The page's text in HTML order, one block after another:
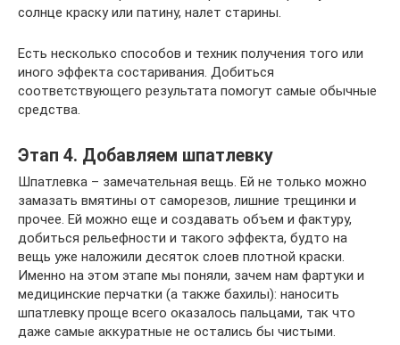
солнце краску или патину, налет старины.
Есть несколько способов и техник получения того или
иного эффекта состаривания. Добиться
соответствующего результата помогут самые обычные
средства.
Этап 4. Добавляем шпатлевку
Шпатлевка – замечательная вещь. Ей не только можно
замазать вмятины от саморезов, лишние трещинки и
прочее. Ей можно еще и создавать объем и фактуру,
добиться рельефности и такого эффекта, будто на
вещь уже наложили десяток слоев плотной краски.
Именно на этом этапе мы поняли, зачем нам фартуки и
медицинские перчатки (а также бахилы): наносить
шпатлевку проще всего оказалось пальцами, так что
даже самые аккуратные не остались бы чистыми.